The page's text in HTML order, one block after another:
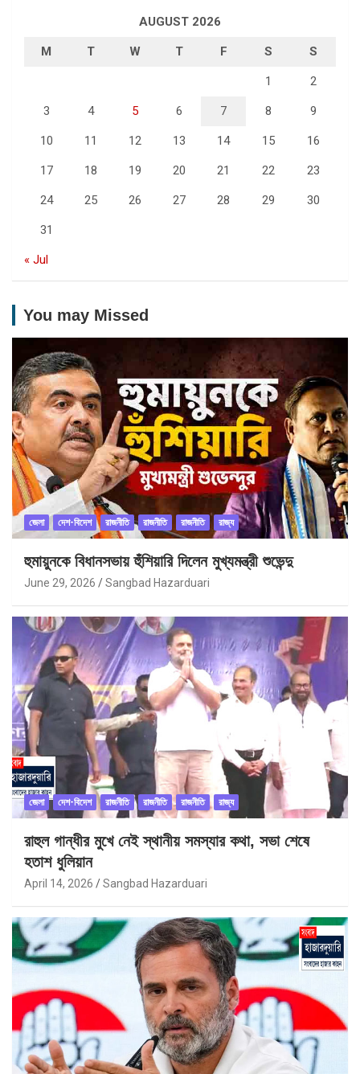
AUGUST 2026
M T W T F S S
1 2
3 4 5 6 7 8 9
10 11 12 13 14 15 16
17 18 19 20 21 22 23
24 25 26 27 28 29 30
31
« Jul
You may Missed
জেলা দেশ-বিদেশ রাজনীতি রাজনীতি রাজনীতি রাজ্য
হুমায়ুনকে বিধানসভায় হুঁশিয়ারি দিলেন মুখ্যমন্ত্রী শুভেন্দু
June 29, 2026 Sangbad Hazarduari
জেলা দেশ-বিদেশ রাজনীতি রাজনীতি রাজনীতি রাজ্য
রাহুল গান্ধীর মুখে নেই স্থানীয় সমস্যার কথা, সভা শেষে
হতাশ ধুলিয়ান
April 14, 2026 Sangbad Hazarduari